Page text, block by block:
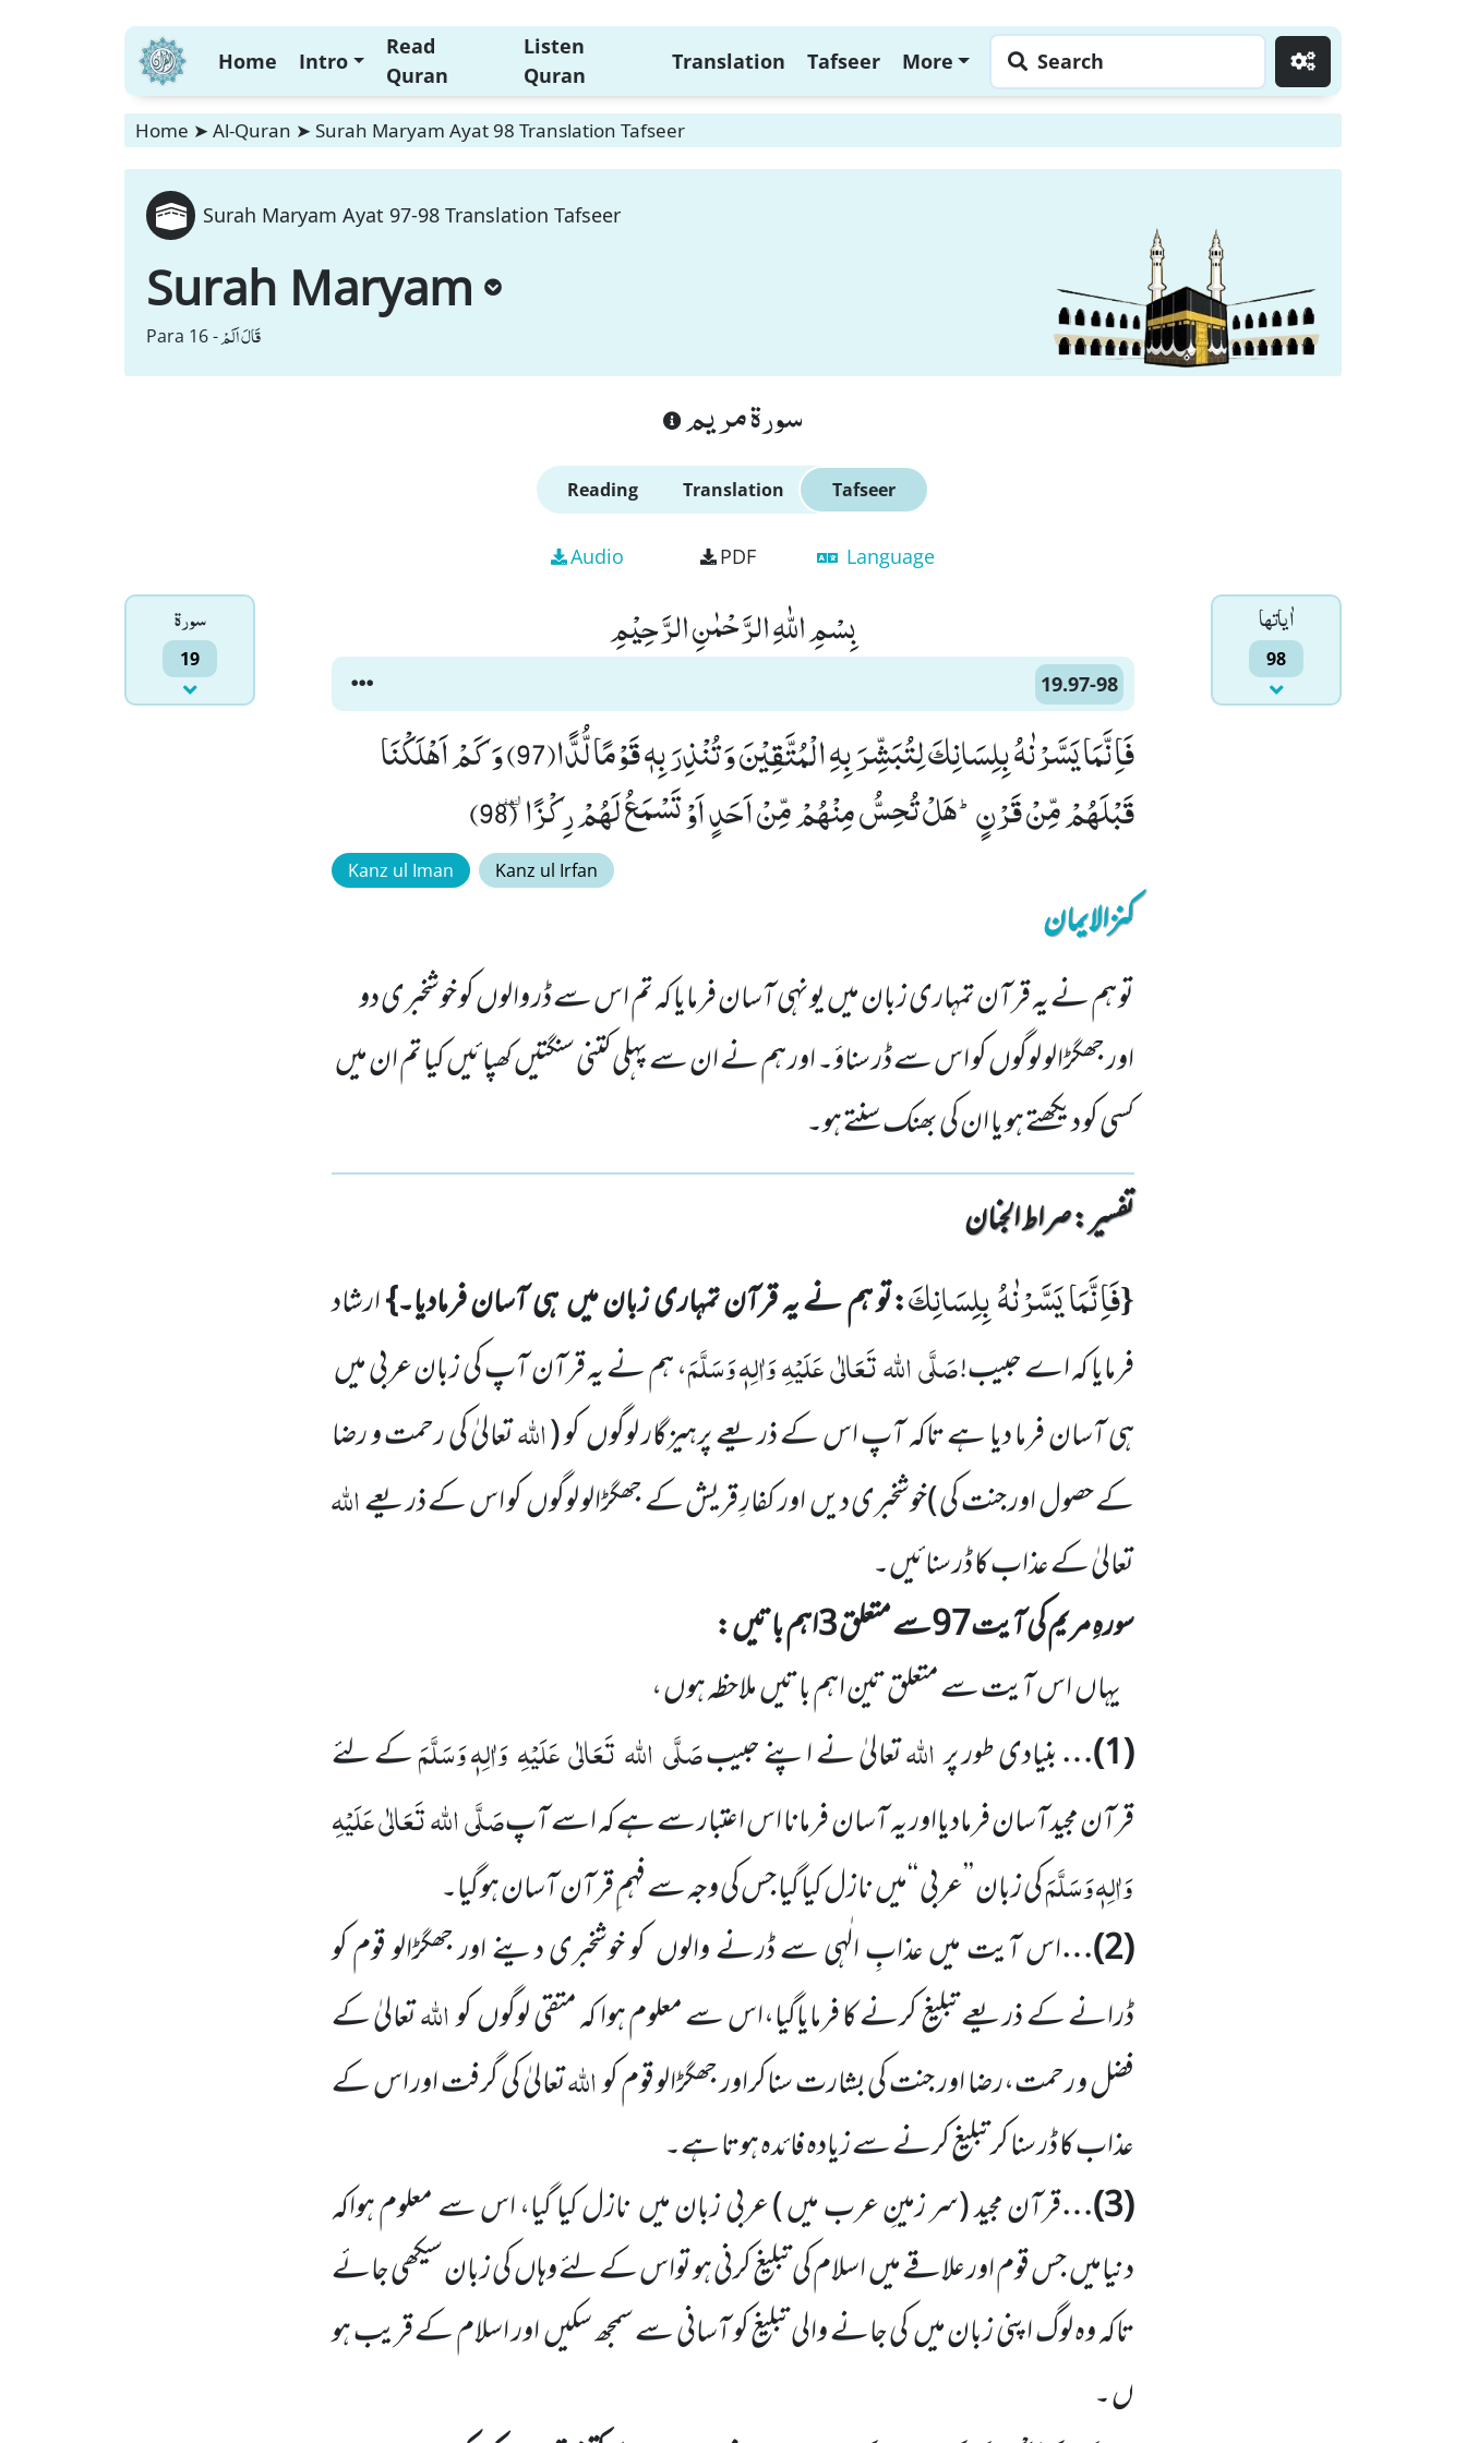
Home Intro
Read
Quran
Listen
Quran
Translation Tafseer More Search
Home ➤ Al-Quran ➤ Surah Maryam Ayat 98 Translation Tafseer
Surah Maryam Ayat 97-98 Translation Tafseer
Surah Maryam
Para 16 -قَالَ اَلَمْ
سورة مريم
Reading Translation Tafseer
Audio PDF Language
سورۃ
19
اٰياتها
98
بِسْمِ اللّٰهِ الرَّحْمٰنِ الرَّحِیْمِ
19.97-98
فَاِنَّمَا یَسَّرْنٰهُ بِلِسَانِكَ لِتُبَشِّرَ بِهِ الْمُتَّقِیْنَ وَ تُنْذِرَ بِهٖ قَوْمًا لُّدًّا(97) وَ كَمْ اَهْلَكْنَا
قَبْلَهُمْ مِّنْ قَرْنٍؕ-هَلْ تُحِسُّ مِنْهُمْ مِّنْ اَحَدٍ اَوْ تَسْمَعُ لَهُمْ رِكْزًا۠ ٜ (98)
Kanz ul Iman Kanz ul Irfan
کنزالایمان
تو ہم نے یہ قرآن تمہاری زبان میں یونہی آسان فرمایا کہ تم اس سے ڈر والوں کو خوشخبری دو
اور جھگڑالو لوگوں کو اس سے ڈر سناؤ۔ اور ہم نے ان سے پہلی کتنی سنگتیں کھپائیں کیا تم ان میں
کسی کو دیکھتے ہو یا ان کی بھنک سنتے ہو۔
تفسیر : ‎صراط الجنان
{فَاِنَّمَا یَسَّرْنٰهُ بِلِسَانِكَ:تو ہم نے یہ قرآن تمہاری زبان میںہی آسان فرمادیا۔}ارشاد
فرمایا کہ اے حبیب!صَلَّیاللہتَعَالٰیعَلَیْہِوَاٰلِہٖ وَسَلَّمَ، ہم نے یہ قرآن آپ کی زبان عربی میں
ہی آسان فرما دیا ہے تاکہ آپ اس کے ذریعے پرہیزگار لوگوںکو(اللہتعالیٰ کی رحمت و رضا
کے حصول اور جنت کی )خوشخبری دیںاور کفارِ قریش کے جھگڑالو لوگوںکو اس کے ذریعےاللہ
تعالیٰ کے عذاب کا ڈر سنائیں۔
سورہِ مریم کی آیت97سے متعلق3اہم باتیں:
یہاںاس آیت سے متعلق تین اہم باتیںملاحظہ ہوں ،
(
1
)…بنیادی طور پراللہتعالیٰ نےاپنے حبیبصَلَّی اللہتَعَالٰیعَلَیْہِوَاٰلِہٖ وَسَلَّمَکے لئے
قرآن مجیدآسان فرمادیااور یہآسان فرمانا اس اعتبار سے ہے کہ اسے آپصَلَّیاللہتَعَالٰیعَلَیْہِ
وَاٰلِہٖ وَسَلَّمَکی زبان ’’عربی ‘‘میںنازل کیا گیا جس کی وجہسے فہم ِقرآن آسان ہو گیا۔
(
2
)…اس آیت میں عذابِ الٰہی سے ڈرنے والوں کو خوشخبری دینے اور جھگڑالو قوم کو
ڈرانے کے ذریعے تبلیغ کرنے کا فرمایاگیا،اس سے معلوم ہوا کہ متقی لوگوںکواللہتعالیٰ کے
فضل و رحمت،رضا اور جنت کی بشارت سناکراور جھگڑالو قوم کواللہتعالیٰ کی گرفت اور اس کے
عذاب کا ڈر سنا کر تبلیغ کرنے سے زیادہ فائدہ ہوتا ہے۔
(
3
)…قرآن مجید(سر زمینِ عرب میں )عربی زبان میںنازل کیا گیا، اس سے معلوم ہواکہ
دنیامیںجس قوم اور علاقے میںاسلام کی تبلیغ کرنی ہو تواس کے لئے وہاںکی زبان سیکھی جائے
تاکہ وہ لوگ اپنی زبان میںکی جانے والی تبلیغ کو آسانی سے سمجھ سکیںاور اسلام کے قریب ہو
ں ۔